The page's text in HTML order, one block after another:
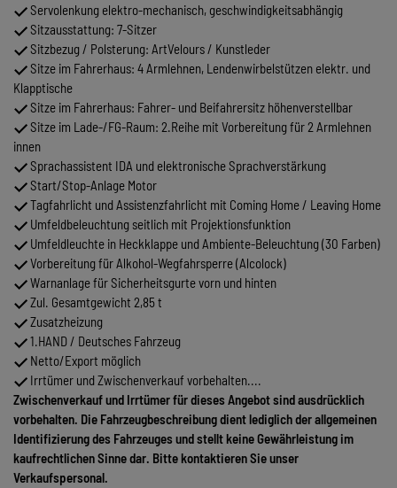
Servolenkung elektro-mechanisch, geschwindigkeitsabhängig
Sitzausstattung: 7-Sitzer
Sitzbezug / Polsterung: ArtVelours / Kunstleder
Sitze im Fahrerhaus: 4 Armlehnen, Lendenwirbelstützen elektr. und
Klapptische
Sitze im Fahrerhaus: Fahrer- und Beifahrersitz höhenverstellbar
Sitze im Lade-/FG-Raum: 2.Reihe mit Vorbereitung für 2 Armlehnen
innen
Sprachassistent IDA und elektronische Sprachverstärkung
Start/Stop-Anlage Motor
Tagfahrlicht und Assistenzfahrlicht mit Coming Home / Leaving Home
Umfeldbeleuchtung seitlich mit Projektionsfunktion
Umfeldleuchte in Heckklappe und Ambiente-Beleuchtung (30 Farben)
Vorbereitung für Alkohol-Wegfahrsperre (Alcolock)
Warnanlage für Sicherheitsgurte vorn und hinten
Zul. Gesamtgewicht 2,85 t
Zusatzheizung
1.HAND / Deutsches Fahrzeug
Netto/Export möglich
Irrtümer und Zwischenverkauf vorbehalten....
Zwischenverkauf und Irrtümer für dieses Angebot sind ausdrücklich
vorbehalten. Die Fahrzeugbeschreibung dient lediglich der allgemeinen
Identifizierung des Fahrzeuges und stellt keine Gewährleistung im
kaufrechtlichen Sinne dar. Bitte kontaktieren Sie unser
Verkaufspersonal.